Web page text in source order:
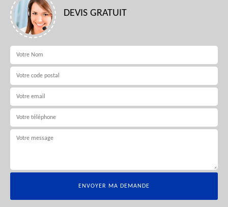
DEVIS GRATUIT